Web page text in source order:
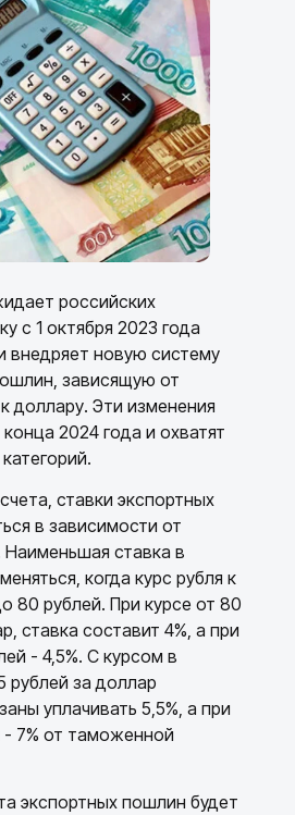
российских
с 1 октября 2023 года
внедряет новую систему
зависящую от
доллару. Эти изменения
2024 года и охватят
ставки экспортных
в зависимости от
Наименьшая ставка в
когда курс рубля к
80 рублей. При курсе от 80
ставка составит 4%, а при
- 4,5%. С курсом в
рублей за доллар
уплачивать 5,5%, а при
7% от таможенной
экспортных пошлин будет